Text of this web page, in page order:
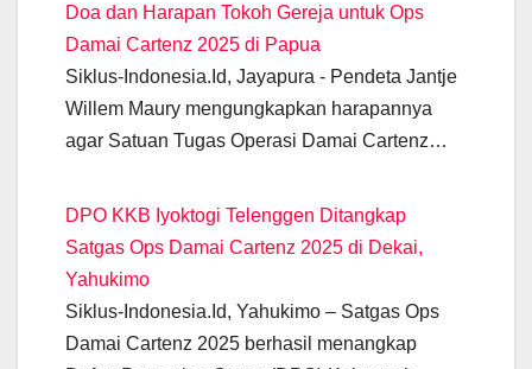
Doa dan Harapan Tokoh Gereja untuk Ops
Damai Cartenz 2025 di Papua
Siklus-Indonesia.Id, Jayapura - Pendeta Jantje
Willem Maury mengungkapkan harapannya
agar Satuan Tugas Operasi Damai Cartenz…
DPO KKB Iyoktogi Telenggen Ditangkap
Satgas Ops Damai Cartenz 2025 di Dekai,
Yahukimo
Siklus-Indonesia.Id, Yahukimo – Satgas Ops
Damai Cartenz 2025 berhasil menangkap